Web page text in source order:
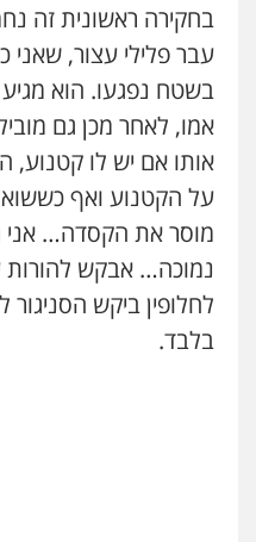
בחקירה ראשונית זה
עבר פלילי עצור, שאני
בשטח נפגעו. הוא מגיע
אמו, לאחר מכן גם
אותו אם יש לו קטנוע,
על הקטנוע ואף
מוסר את הקסדה…
נמוכה… אבקש
לחלופין ביקש
בלבד.